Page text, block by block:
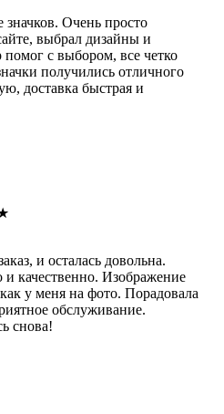
значков. Очень просто
выбрал дизайны и
с выбором, все четко
получились отличного
доставка быстрая и
и осталась довольна.
и качественно. Изображение
у меня на фото. Порадовала
обслуживание.
снова!